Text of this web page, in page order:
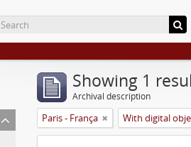
Showing 1
Archival description
Paris - França With digital